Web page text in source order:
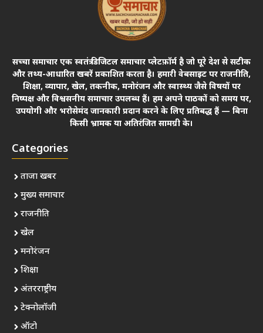
सच्चा समाचार एक स्वतंत्र डिजिटल समाचार प्लेटफ़ॉर्म है जो पूरे देश से सटीक
और तथ्य-आधारित खबरें प्रकाशित करता है। हमारी वेबसाइट पर राजनीति,
शिक्षा, व्यापार, खेल, तकनीक, मनोरंजन और स्वास्थ्य जैसे विषयों पर
निष्पक्ष और विश्वसनीय समाचार उपलब्ध हैं। हम अपने पाठकों को समय पर,
उपयोगी और भरोसेमंद जानकारी प्रदान करने के लिए प्रतिबद्ध हैं — बिना
किसी भ्रामक या अतिरंजित सामग्री के।
Categories
ताजा खबर
मुख्य समाचार
राजनीति
खेल
मनोरंजन
शिक्षा
अंतरराष्ट्रीय
टेक्नोलॉजी
ऑटो